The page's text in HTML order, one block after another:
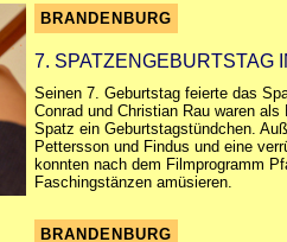
BRANDENBURG
7. SPATZENGEBURTSTAG
Seinen 7. Geburtstag feierte das
Conrad und Christian Rau waren
Spatz ein Geburtstagstündchen.
Pettersson und Findus und eine
konnten nach dem Filmprogramm
Faschingstänzen amüsieren.
BRANDENBURG